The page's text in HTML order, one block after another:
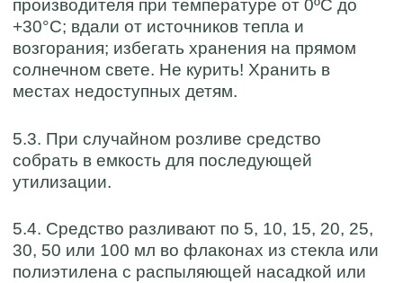
производителя при температуре от 0ºС до
+30°С; вдали от источников тепла и
возгорания; избегать хранения на прямом
солнечном свете. Не курить! Хранить в
местах недоступных детям.
5.3. При случайном розливе средство
собрать в емкость для последующей
утилизации.
5.4. Средство разливают по 5, 10, 15, 20, 25,
30, 50 или 100 мл во флаконах из стекла или
полиэтилена с распыляющей насадкой или